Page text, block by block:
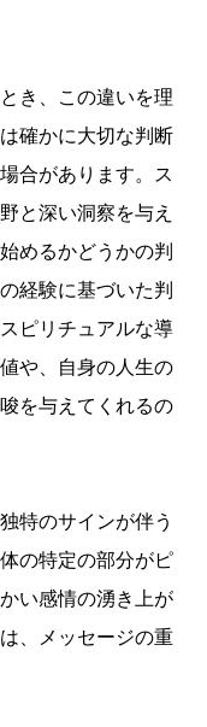
き、この違いを理
確かに大切な判断
合があります。ス
と深い洞察を与え
めるかどうかの判
経験に基づいた判
ピリチュアルな導
や、自身の人生の
を与えてくれるの
特のサインが伴う
の特定の部分がピ
い感情の湧き上が
、メッセージの重